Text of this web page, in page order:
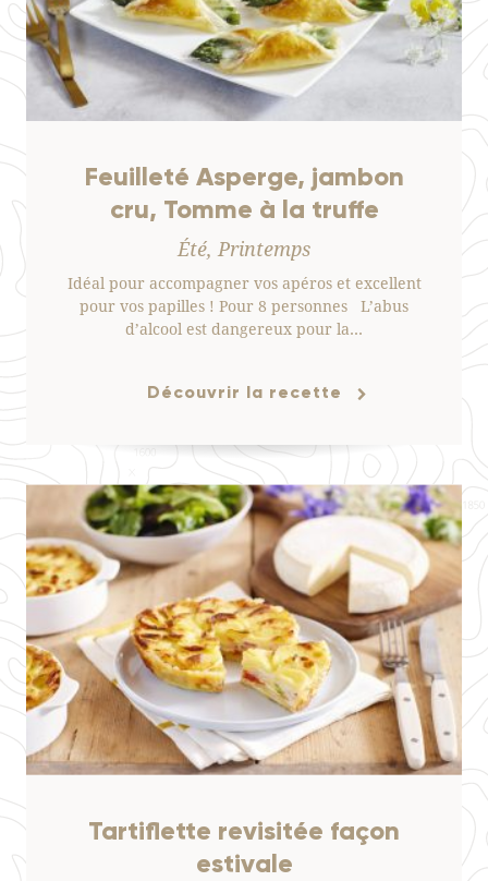
Feuilleté Asperge, jambon
cru, Tomme à la truffe
Été, Printemps
Idéal pour accompagner vos apéros et excellent
pour vos papilles ! Pour 8 personnes L’abus
d’alcool est dangereux pour la…
Découvrir la recette
Tartiflette revisitée façon
estivale